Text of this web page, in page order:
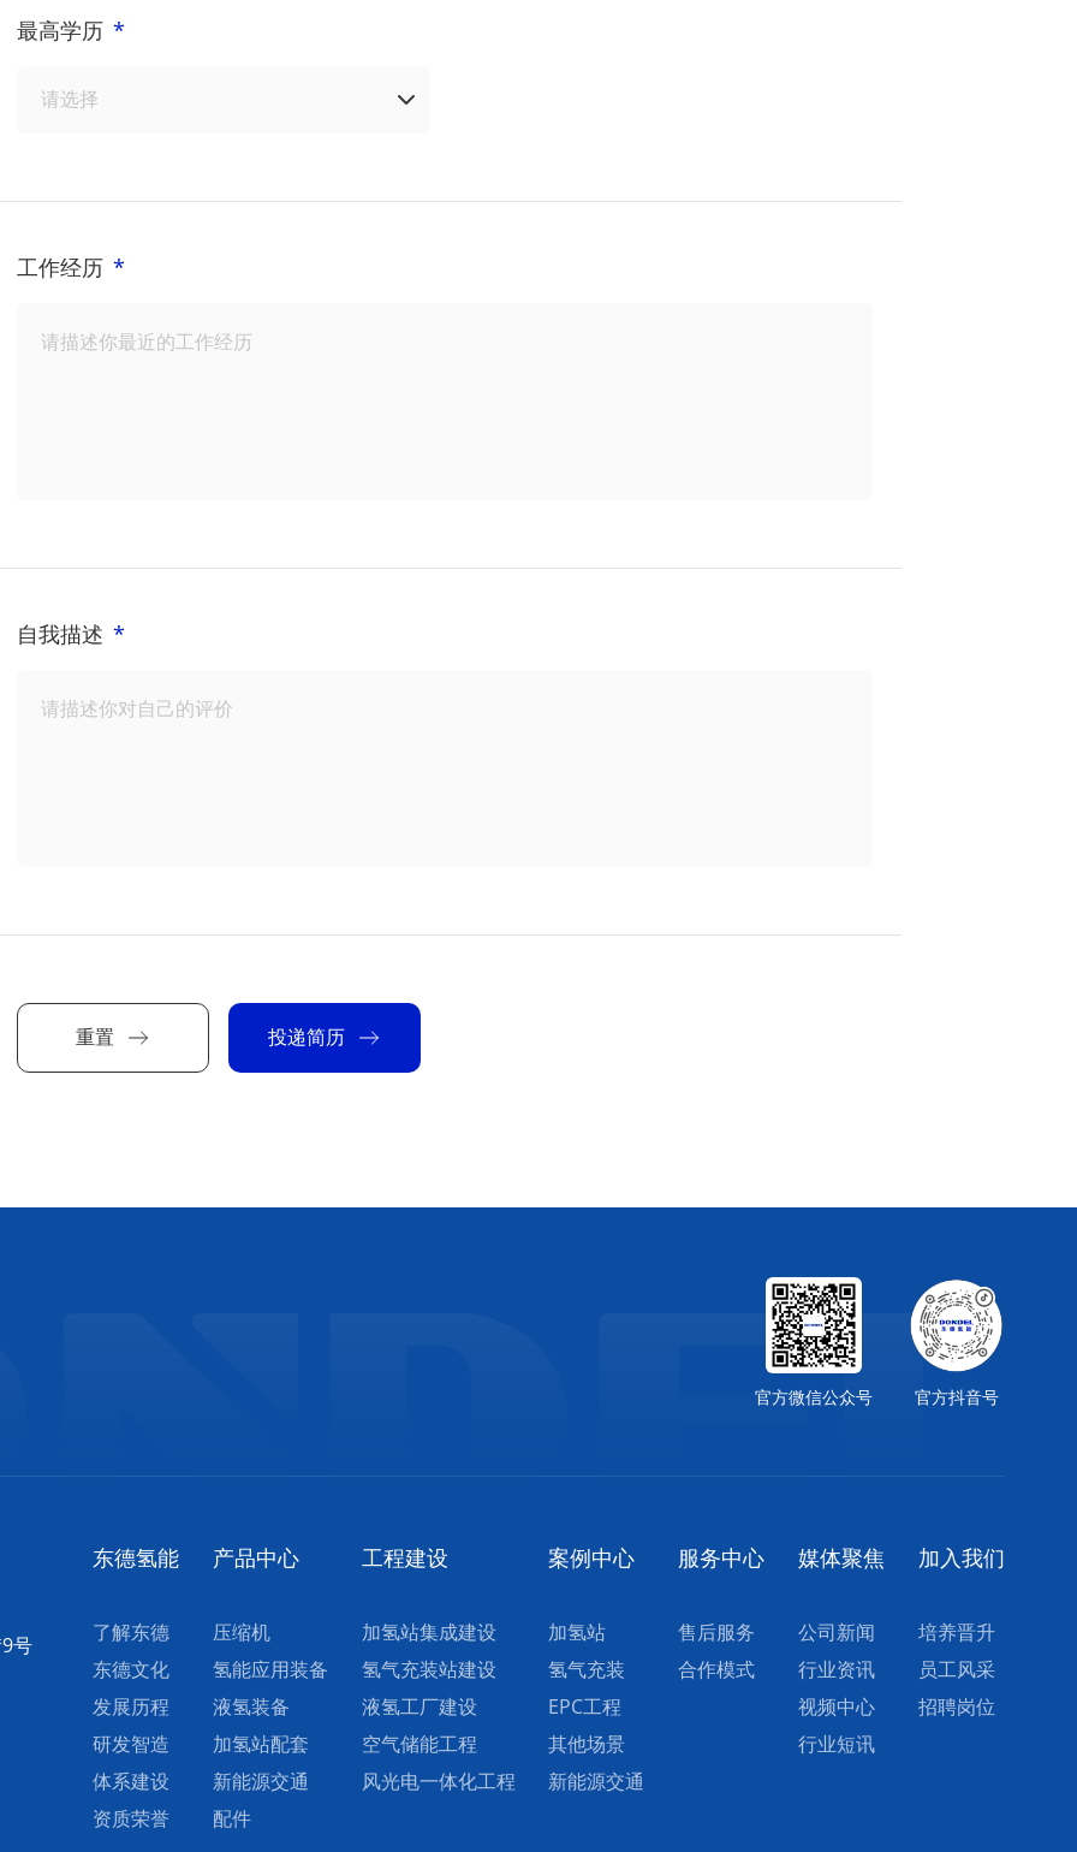
最高学历 *
工作经历 *
自我描述 *
重置 投递简历
官方微信公众号 官方抖音号
号
东德氢能
了解东德
东德文化
发展历程
研发智造
体系建设
资质荣誉
产品中心
压缩机
氢能应用装备
液氢装备
加氢站配套
新能源交通
配件
工程建设
加氢站集成建设
氢气充装站建设
液氢工厂建设
空气储能工程
风光电一体化工程
案例中心
加氢站
氢气充装
EPC工程
其他场景
新能源交通
服务中心
售后服务
合作模式
媒体聚焦
公司新闻
行业资讯
视频中心
行业短讯
加入我们
培养晋升
员工风采
招聘岗位